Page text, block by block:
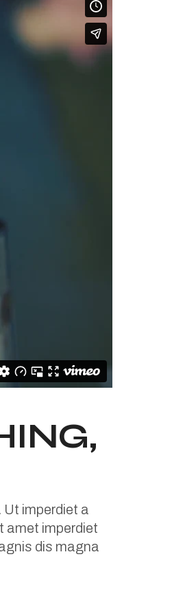
imperdiet a
amet imperdiet
dis magna